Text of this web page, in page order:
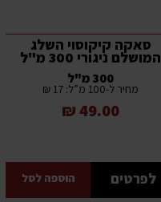
סאקה קיקוסוי השלג
המושלם ניגורי 300 מ"ל
300 מ"ל
מחיר ל-100 מ”ל: 17 ₪
49.00 ₪
לפרטים הוספה לסל